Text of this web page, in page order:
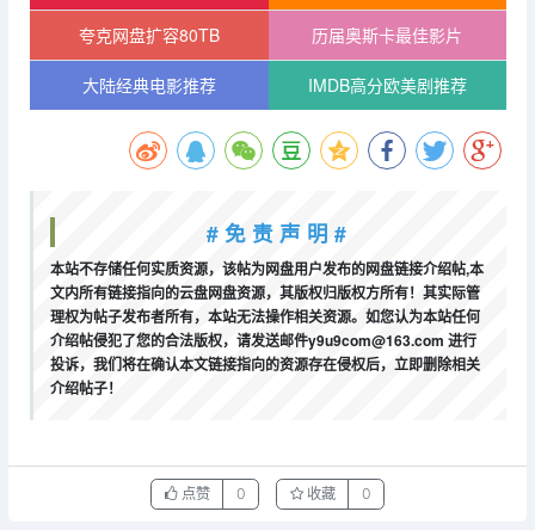
夸克网盘扩容80TB 历届奥斯卡最佳影片
大陆经典电影推荐 IMDB高分欧美剧推荐
# 免 责 声 明 #
本站不存储任何实质资源，该帖为网盘用户发布的网盘链接介绍帖,本
文内所有链接指向的云盘网盘资源，其版权归版权方所有！其实际管
理权为帖子发布者所有，本站无法操作相关资源。如您认为本站任何
介绍帖侵犯了您的合法版权，请发送邮件y9u9com@163.com 进行
投诉，我们将在确认本文链接指向的资源存在侵权后，立即删除相关
介绍帖子！
点赞 0 收藏 0